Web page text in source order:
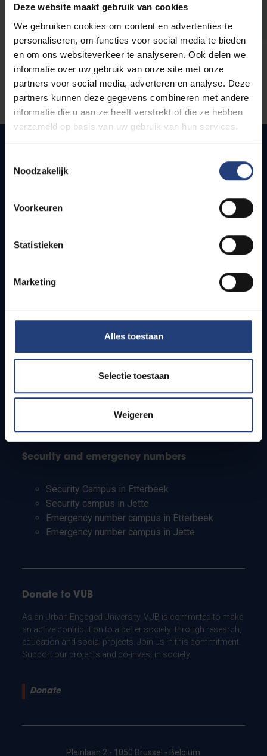
Deze website maakt gebruik van cookies
We gebruiken cookies om content en advertenties te
personaliseren, om functies voor social media te bieden
en om ons websiteverkeer te analyseren. Ook delen we
informatie over uw gebruik van onze site met onze
partners voor social media, adverteren en analyse. Deze
partners kunnen deze gegevens combineren met andere
informatie die u aan ze heeft verstrekt of die ze hebben
verzameld op basis van uw gebruik van hun services.
Noodzakelijk
Voorkeuren
Statistieken
Marketing
Alles toestaan
Selectie toestaan
Weigeren
Quick links
How to get to the VUB campuses
Students
PhD students
Teachers and secondary schools
Working students
Security and emergency numbers
Security Campus in Etterbeek
Security campus in Jette
Emergency number campus in Etterbeek
Emergency number campus in Jette
Donate to VUB
As an Urban Engaged University, VUB is committed to make
an active contribution to a better society: through research,
education and social projects. Join us in this commitment.
Support our projects and co-invest in society.
Donate
Pleinlaan 2 - 1050 Brussel - Belgium